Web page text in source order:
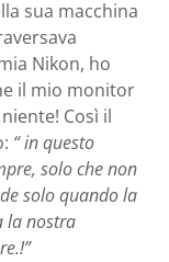
sua macchina
Nikon, ho
il mio monitor
Così il
“ in questo
solo che non
solo quando la
la nostra